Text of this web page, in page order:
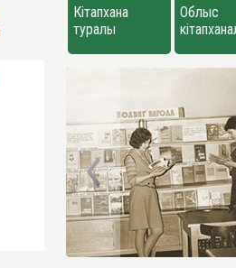
Кітапхана
туралы
Облыс